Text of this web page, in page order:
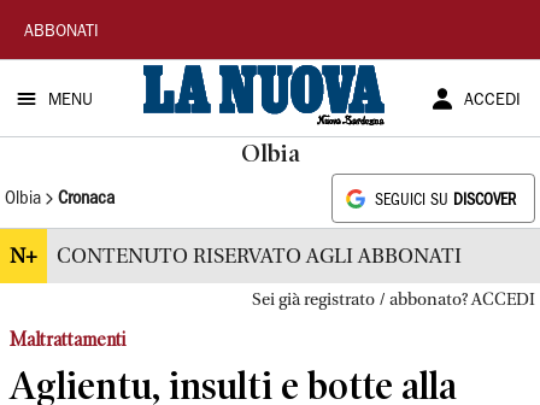
La
Nuova
Sardegna
ABBONATI
MENU ACCEDI
Olbia
Olbia Cronaca SEGUICI SU DISCOVER
N+ CONTENUTO RISERVATO AGLI ABBONATI
Sei già registrato / abbonato? ACCEDI
Maltrattamenti
Aglientu, insulti e botte alla